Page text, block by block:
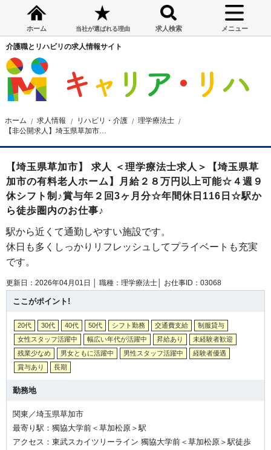
ホーム 当社が選ばれる理由 求人検索 メニュー
介護職とリハビリの求人情報サイト
ホーム 求人情報 リハビリ・介護
理学療法士
【埼玉県草加市】 求人 ＜理学療法士求人＞【埼玉県草
加市の有料老人ホーム】月給２８万円以上可能☆４週９
休シフト制♪賞与年２回3ヶ月分☆年間休日116日☆駅か
ら徒歩圏内のお仕事♪
駅から近くて通勤しやすい施設です。
休日も多くしっかりリフレッシュしてプライベートも充実
です。
更新日：2026年04月01日 │ 職種：理学療法士│ お仕事ID：03068
ここがポイント!
20代 30代 40代 50代 シフト勤務 交通費支給
制服貸与
女性スタッフ活躍中
幅広い年代が活躍中 昇給あり
未経験者歓迎
残業少なめ
男女ともに活躍中 男性スタッフ活躍中
経験者優遇
賞与あり
長期
勤務地
関東／埼玉県草加市
最寄り駅：獨協大学前＜草加松原＞駅
アクセス：東武スカイツリーライン 獨協大学前＜草加松原＞駅徒歩